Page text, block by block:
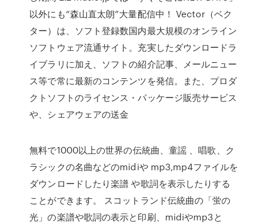
以外にも“森山直太朗”大量配信中！ Vector（ベク
ター）は、ソフト登録数国内最大規模のオンライン
ソフトウェア流通サイト。充実したダウンロードラ
イブラリに加え、ソフトの紹介記事、メールニュー
ス等で常に最新のコンテンツを発信。また、プロダ
クトソフトのライセンス・パッケージ販売サービス
や、シェアウェアの送金
無料で1000以上の世界の伝統曲、童謡 、唱歌、ク
ラシックの名曲などのmidiや mp3,mp4ファイルを
ダウンロードしたり楽譜 や歌詞を表示したりする
ことができます。 スコットランド伝統曲の「蛍の
光」の楽譜や歌詞の表示と印刷、midiやmp3と